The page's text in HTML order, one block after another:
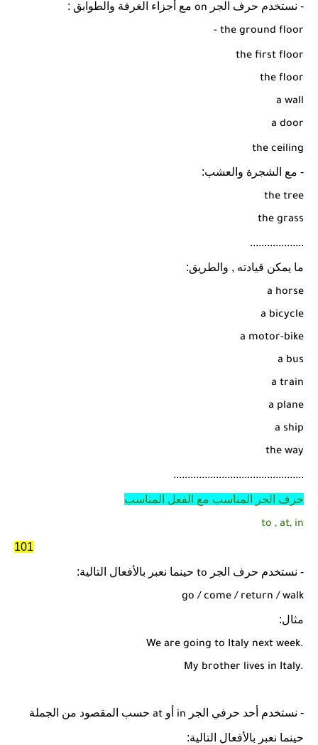
- نستخدم حرف الجر on مع أجزاء الغرفة والطوابق :
- the ground floor
the first floor
the floor
a wall
a door
the ceiling
- مع الشجرة والعشب:
the tree
the grass
...................
ما يمكن قيادته , والطريق:
a horse
a bicycle
a motor-bike
a bus
a train
a plane
a ship
the way
..............................................
حرف الجر المناسب مع الفعل المناسب
to , at, in
101
- نستخدم حرف الجر to حينما نعبر بالأفعال التالية:
go / come / return / walk
مثال:
We are going to Italy next week.
My brother lives in Italy.
- نستخدم أحد حرفي الجر in أو at حسب المقصود من الجملة
حينما نعبر بالأفعال التالية: